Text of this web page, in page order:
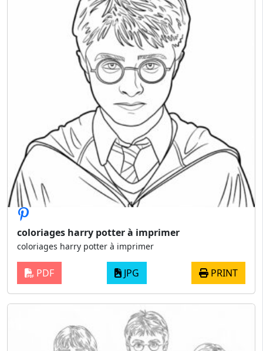
coloriages harry potter à imprimer
coloriages harry potter à imprimer
PDF JPG PRINT